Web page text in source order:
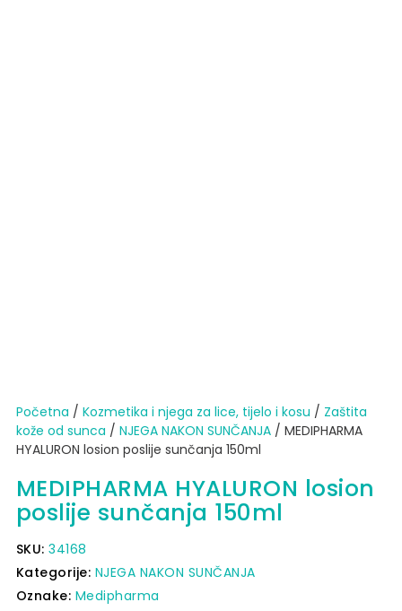
Početna / Kozmetika i njega za lice, tijelo i kosu / Zaštita
kože od sunca​ / NJEGA NAKON SUNČANJA/ MEDIPHARMA
HYALURON losion poslije sunčanja 150ml
MEDIPHARMA HYALURON losion
poslije sunčanja 150ml
SKU:34168
Kategorije: NJEGA NAKON SUNČANJA
Oznake: Medipharma